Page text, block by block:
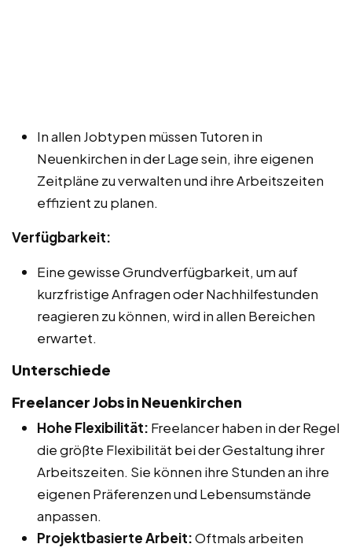
In allen Jobtypen müssen Tutoren in
Neuenkirchen in der Lage sein, ihre eigenen
Zeitpläne zu verwalten und ihre Arbeitszeiten
effizient zu planen.
Verfügbarkeit:
Eine gewisse Grundverfügbarkeit, um auf
kurzfristige Anfragen oder Nachhilfestunden
reagieren zu können, wird in allen Bereichen
erwartet.
Unterschiede
Freelancer Jobs in Neuenkirchen
Hohe Flexibilität: Freelancer haben in der Regel
die größte Flexibilität bei der Gestaltung ihrer
Arbeitszeiten. Sie können ihre Stunden an ihre
eigenen Präferenzen und Lebensumstände
anpassen.
Projektbasierte Arbeit:Oftmals arbeiten